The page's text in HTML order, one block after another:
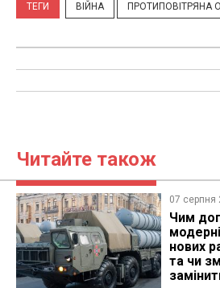
ТЕГИ ВІЙНА ПРОТИПОВІТРЯНА
Читайте також
07 серпня
Чим
нових
та чи